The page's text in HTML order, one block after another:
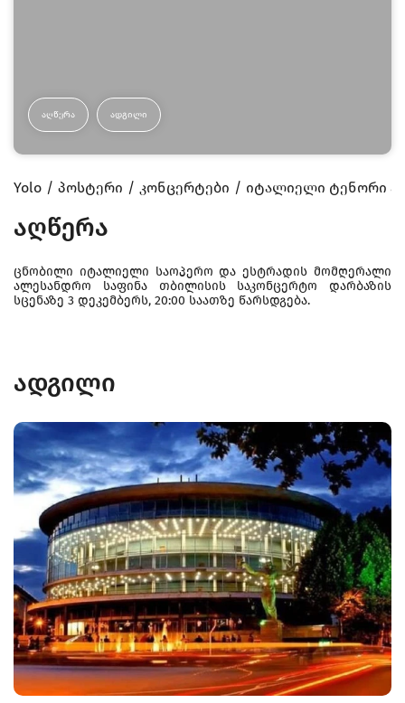
ᲐᲦᲬᲔᲠᲐ ᲐᲓᲒᲘᲚᲘ
Yolo პოსტერი კონცერტები იტალიელი ტენორი
აღწერა
ცნობილი იტალიელი საოპერო და ესტრადის მომღერალი
ალესანდრო საფინა თბილისის საკონცერტო დარბაზის
სცენაზე 3 დეკემბერს, 20:00 საათზე წარსდგება.
ადგილი